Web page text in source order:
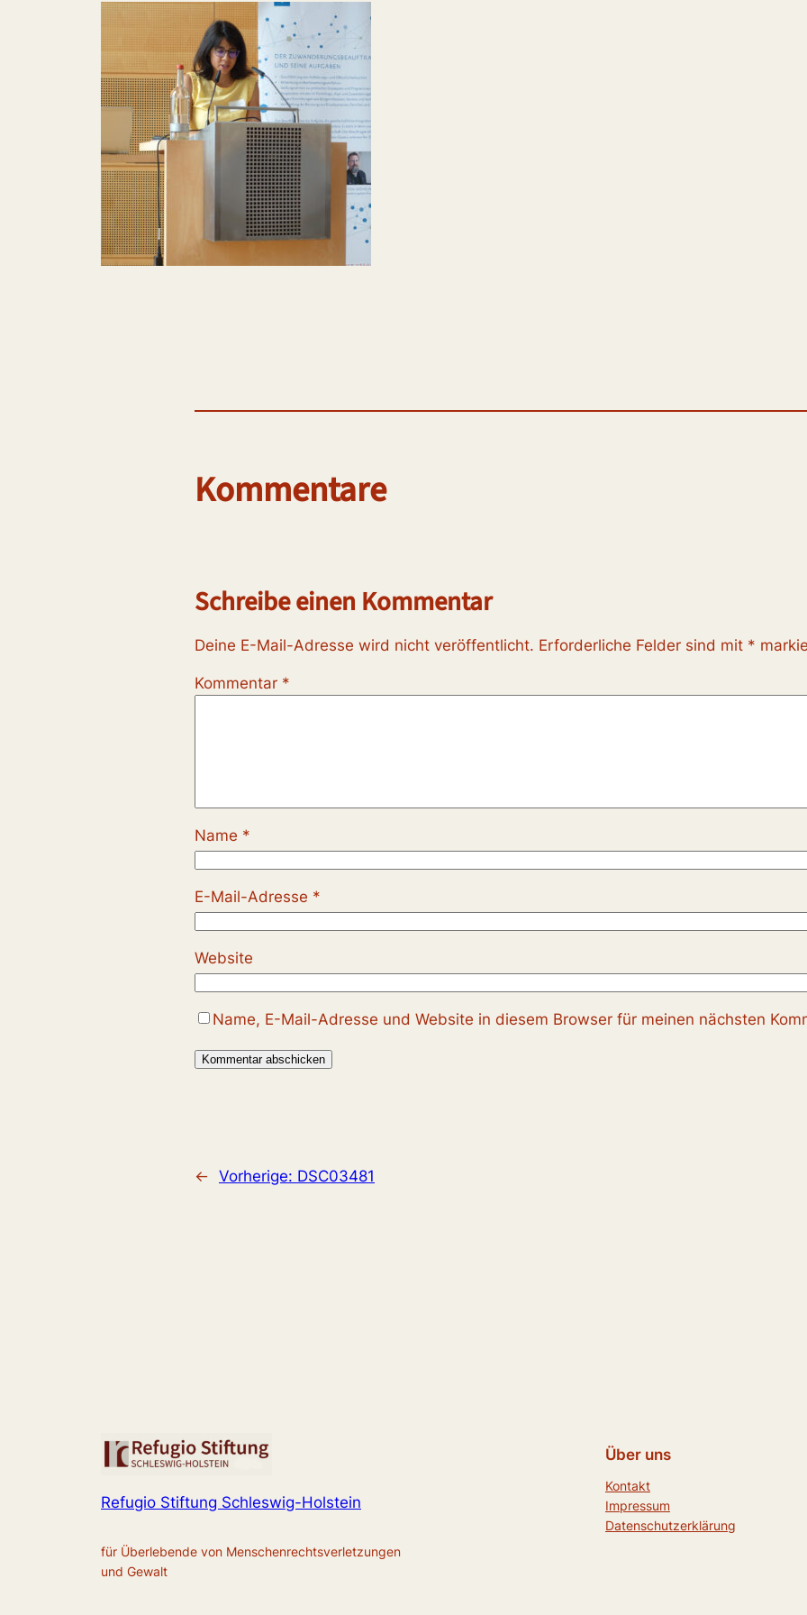
Kommentare
Schreibe einen Kommentar
Deine E-Mail-Adresse wird nicht veröffentlicht. Erforderliche Felder sind mit *
Kommentar *
Name *
E-Mail-Adresse *
Website
Name, E-Mail-Adresse und Website in diesem Browser für meinen nächsten
← Vorherige: DSC03481
Refugio Stiftung Schleswig-Holstein
für Überlebende von Menschenrechtsverletzungen
und Gewalt
Über uns
Kontakt
Impressum
Datenschutzerklärung